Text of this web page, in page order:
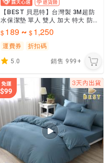
【BEST 貝思特】台灣製 3M超防
水保潔墊 單人 雙人 加大 特大 防水
透氣保潔墊 防水床包 枕頭套 防尿
床189~ 1,250
運費券 折扣碼
5.0 銷售 999+